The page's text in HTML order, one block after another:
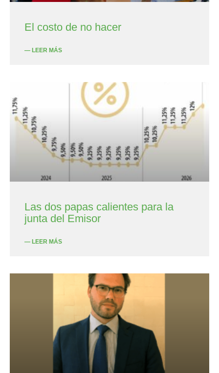
El costo de no hacer
— LEER MÁS
Las dos papas calientes para la
junta del Emisor
— LEER MÁS